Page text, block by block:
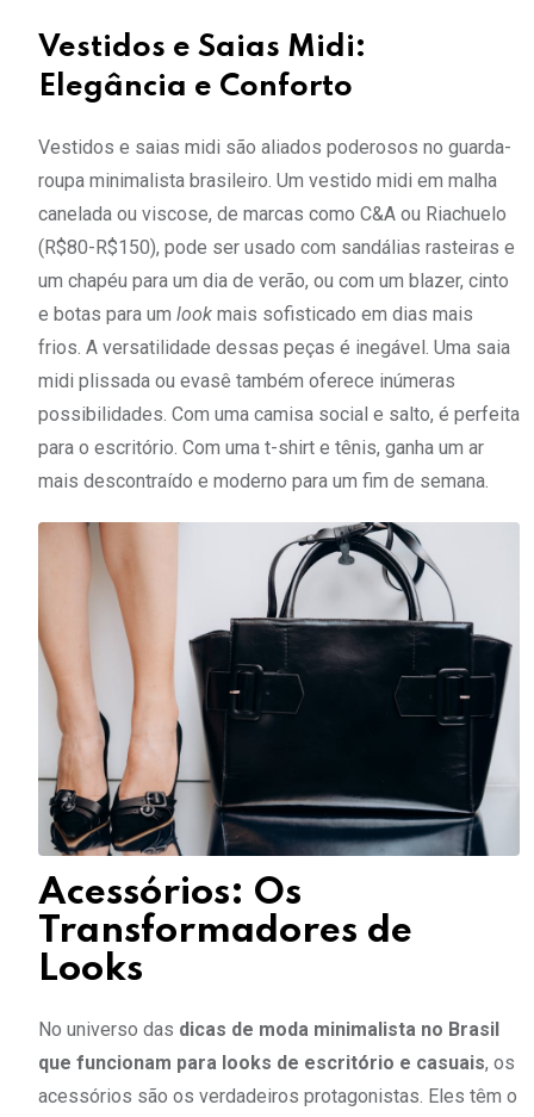
Vestidos e Saias Midi:
Elegância e Conforto
Vestidos e saias midi são aliados poderosos no guarda-
roupa minimalista brasileiro. Um vestido midi em malha
canelada ou viscose, de marcas como C&A ou Riachuelo
(R$80-R$150), pode ser usado com sandálias rasteiras e
um chapéu para um dia de verão, ou com um blazer, cinto
e botas para um look mais sofisticado em dias mais
frios. A versatilidade dessas peças é inegável. Uma saia
midi plissada ou evasê também oferece inúmeras
possibilidades. Com uma camisa social e salto, é perfeita
para o escritório. Com uma t-shirt e tênis, ganha um ar
mais descontraído e moderno para um fim de semana.
Acessórios: Os
Transformadores de
Looks
No universo das dicas de moda minimalista no Brasil
que funcionam para looks de escritório e casuais, os
acessórios são os verdadeiros protagonistas. Eles têm o